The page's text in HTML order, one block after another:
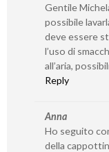
Gentile
possibile
deve essere
l’uso di
all’aria,
Reply
Anna
Ho seguito
della